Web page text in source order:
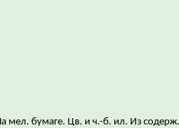
мел. бумаге. Цв. и ч.-б. ил. Из